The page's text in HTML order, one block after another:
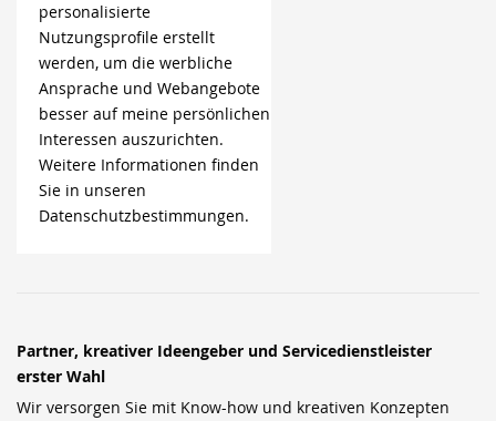
personalisierte
Nutzungsprofile erstellt
werden, um die werbliche
Ansprache und Webangebote
besser auf meine persönlichen
Interessen auszurichten.
Weitere Informationen finden
Sie in unseren
Datenschutzbestimmungen.
Partner, kreativer Ideengeber und Servicedienstleister
erster Wahl
Wir versorgen Sie mit Know-how und kreativen Konzepten